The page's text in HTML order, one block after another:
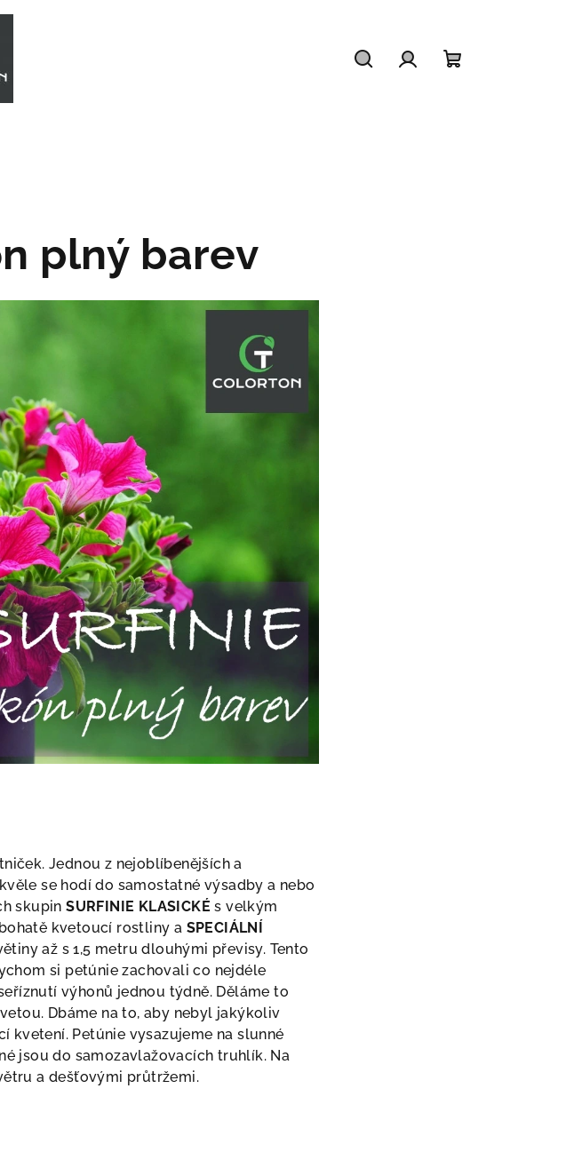
plný barev
Jednou z nejoblíbenějších a
se hodí do samostatné výsadby a nebo
skupinSURFINIE KLASICKÉ s velkým
kvetoucí rostliny a SPECIÁLNÍ
až s 1,5 metru dlouhými převisy. Tento
si petúnie zachovali co nejdéle
výhonů jednou týdně. Děláme to
Dbáme na to, aby nebyl jakýkoliv
Petúnie vysazujeme na slunné
jsou do samozavlažovacích truhlík. Na
a dešťovými průtržemi.